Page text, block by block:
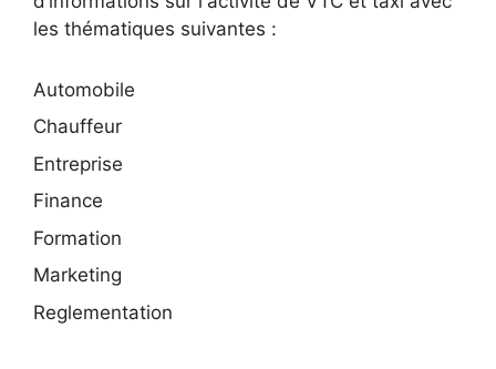
les thématiques suivantes :
Automobile
Chauffeur
Entreprise
Finance
Formation
Marketing
Reglementation